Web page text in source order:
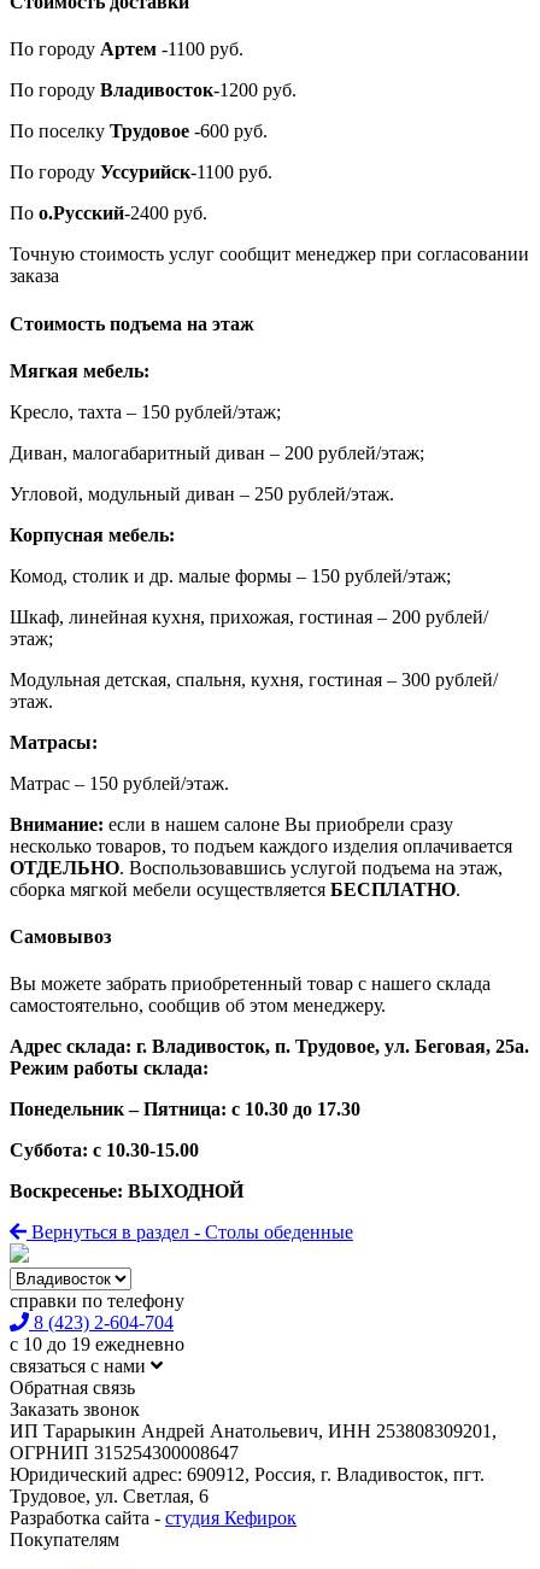
По городу Артем -1100 руб.
По городу Владивосток-1200 руб.
По поселку Трудовое -600 руб.
По городу Уссурийск-1100 руб.
По о.Русский-2400 руб.
Точную стоимость услуг сообщит менеджер при согласовании
заказа
Стоимость подъема на этаж
Мягкая мебель:
Кресло, тахта – 150 рублей/этаж;
Диван, малогабаритный диван – 200 рублей/этаж;
Угловой, модульный диван – 250 рублей/этаж.
Корпусная мебель:
Комод, столик и др. малые формы – 150 рублей/этаж;
Шкаф, линейная кухня, прихожая, гостиная – 200 рублей/
этаж;
Модульная детская, спальня, кухня, гостиная – 300 рублей/
этаж.
Матрасы:
Матрас – 150 рублей/этаж.
Внимание: если в нашем салоне Вы приобрели сразу
несколько товаров, то подъем каждого изделия оплачивается
ОТДЕЛЬНО. Воспользовавшись услугой подъема на этаж,
сборка мягкой мебели осуществляется БЕСПЛАТНО.
Самовывоз
Вы можете забрать приобретенный товар с нашего склада
самостоятельно, сообщив об этом менеджеру.
Адрес склада: г. Владивосток, п. Трудовое, ул. Беговая, 25а.
Режим работы склада:
Понедельник – Пятница: с 10.30 до 17.30
Суббота: с 10.30-15.00
Воскресенье: ВЫХОДНОЙ
Вернуться в раздел - Столы обеденные
справки по телефону
8 (423) 2-604-704
с 10 до 19 ежедневно
связаться с нами
Обратная связь
Заказать звонок
ИП Тарарыкин Андрей Анатольевич, ИНН 253808309201,
ОГРНИП 315254300008647
Юридический адрес: 690912, Россия, г. Владивосток, пгт.
Трудовое, ул. Светлая, 6
Разработка сайта - студия Кефирок
Покупателям